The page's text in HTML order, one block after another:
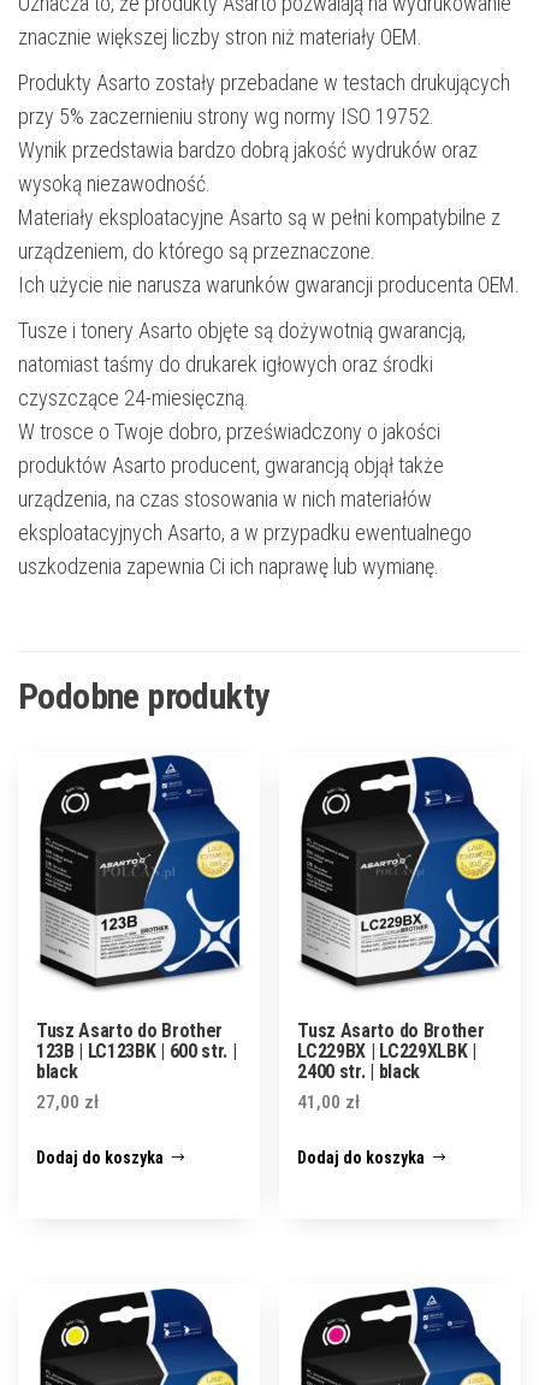
znacznie większej liczby stron niż materiały OEM.
Produkty Asarto zostały przebadane w testach drukujących
przy 5% zaczernieniu strony wg normy ISO 19752.
Wynik przedstawia bardzo dobrą jakość wydruków oraz
wysoką niezawodność.
Materiały eksploatacyjne Asarto są w pełni kompatybilne z
urządzeniem, do którego są przeznaczone.
Ich użycie nie narusza warunków gwarancji producenta OEM.
Tusze i tonery Asarto objęte są dożywotnią gwarancją,
natomiast taśmy do drukarek igłowych oraz środki
czyszczące 24-miesięczną.
W trosce o Twoje dobro, przeświadczony o jakości
produktów Asarto producent, gwarancją objął także
urządzenia, na czas stosowania w nich materiałów
eksploatacyjnych Asarto, a w przypadku ewentualnego
uszkodzenia zapewnia Ci ich naprawę lub wymianę.
Podobne produkty
Tusz Asarto do Brother
123B | LC123BK | 600 str. |
black
27,00 zł
Dodaj do koszyka
Tusz Asarto do Brother
LC229BX | LC229XLBK |
2400 str. | black
41,00 zł
Dodaj do koszyka